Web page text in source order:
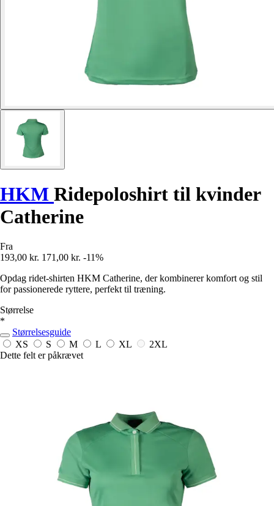
HKM Ridepoloshirt til kvinder
Catherine
Fra
193,00 kr. 171,00 kr. -11%
Opdag ridet-shirten HKM Catherine, der kombinerer komfort og stil
for passionerede ryttere, perfekt til træning.
Størrelse
*
Størrelsesguide
XS
S M L XL
2XL
Dette felt er påkrævet